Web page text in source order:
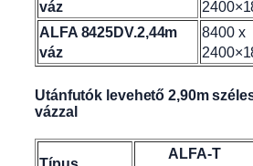
váz
ALFA 8425DV.2,44m
váz
8400 x
Utánfutók levehető 2,90m
vázzal
ALFA-T